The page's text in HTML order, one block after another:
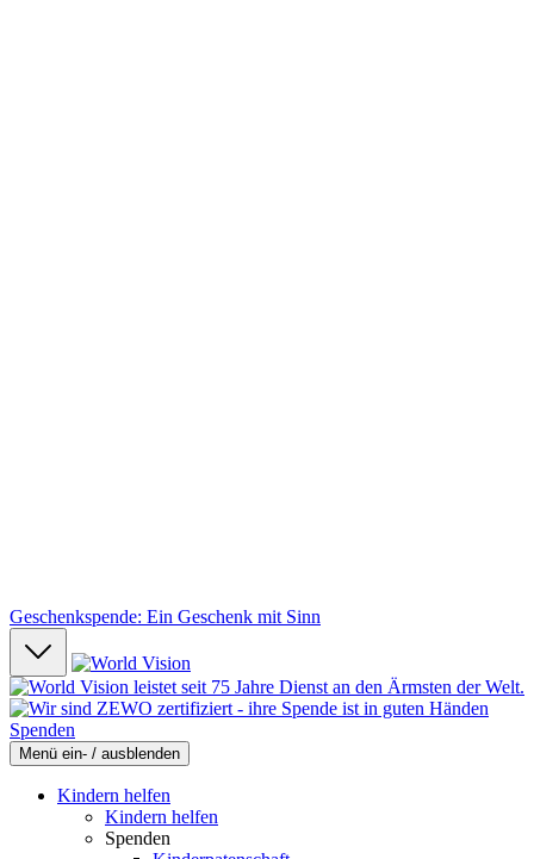
Geschenkspende: Ein Geschenk mit Sinn
Spenden
Menü ein- / ausblenden
Kindern helfen
Kindern helfen
Spenden